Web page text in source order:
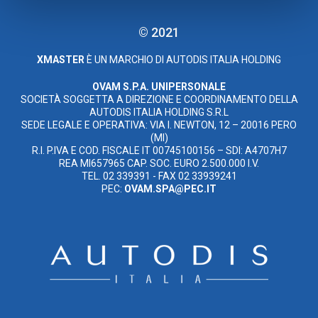
© 2021
XMASTER È UN MARCHIO DI AUTODIS ITALIA HOLDING
OVAM S.P.A. UNIPERSONALE
SOCIETÀ SOGGETTA A DIREZIONE E COORDINAMENTO DELLA
AUTODIS ITALIA HOLDING S.R.L
SEDE LEGALE E OPERATIVA: VIA I. NEWTON, 12 – 20016 PERO
(MI)
R.I. P.IVA E COD. FISCALE IT 00745100156 – SDI: A4707H7
REA MI657965 CAP. SOC. EURO 2.500.000 I.V.
TEL. 02 339391 - FAX 02 33939241
PEC: OVAM.SPA@PEC.IT